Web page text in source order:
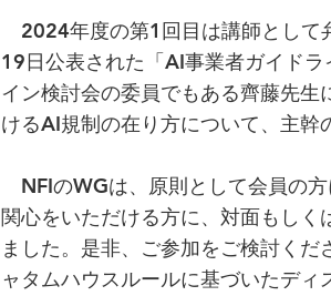
2024年度の第1回目は講師として
19日公表された「AI事業者ガイド
イン検討会の委員でもある齊藤先
けるAI規制の在り方について、主幹
NFIのWGは、原則として会員の
関心をいただける方に、対面もしく
ました。是非、ご参加をご検討く
ャタムハウスルールに基づいたデ